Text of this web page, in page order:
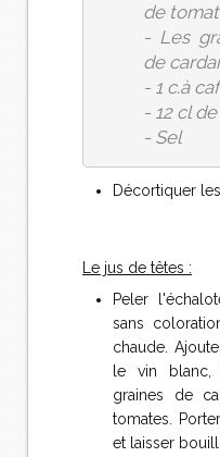
de
- Les
de
- 1 c.à
- 12 cl
- Sel
Décortiquer
Le jus de têtes :
Peler
sans
chaude.
le vin blanc,
graines de
tomates.
et laisser